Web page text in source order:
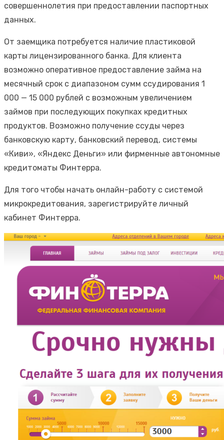
совершеннолетия при предоставлении паспортных
данных.
От заемщика потребуется наличие пластиковой
карты лицензированного банка. Для клиента
возможно оперативное предоставление займа на
месячный срок с диапазоном сумм ссудирования 1
000 — 15 000 рублей с возможным увеличением
займов при последующих покупках кредитных
продуктов. Возможно получение ссуды через
банковскую карту, банковский перевод, системы
«Киви», «Яндекс Деньги» или фирменные автономные
кредитоматы Финтерра.
Для того чтобы начать онлайн-работу с системой
микрокредитования, зарегистрируйте личный
кабинет Финтерра.